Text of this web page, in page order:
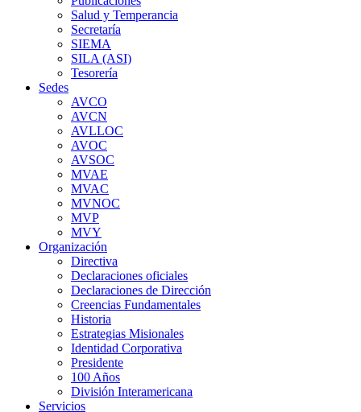
Salud y Temperancia
Secretaría
SIEMA
SILA (ASI)
Tesorería
Sedes
AVCO
AVCN
AVLLOC
AVOC
AVSOC
MVAE
MVAC
MVNOC
MVP
MVY
Organización
Directiva
Declaraciones oficiales
Declaraciones de Dirección
Creencias Fundamentales
Historia
Estrategias Misionales
Identidad Corporativa
Presidente
100 Años
División Interamericana
Servicios